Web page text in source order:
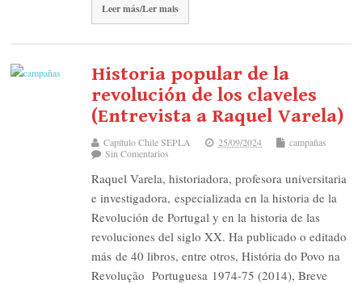
Leer más/Ler mais
Historia popular de la
revolución de los claveles
(Entrevista a Raquel Varela)
Capítulo Chile SEPLA 25/09/2024
campañas
Sin Comentarios
Raquel Varela, historiadora, profesora universitaria
e investigadora, especializada en la historia de la
Revolución de Portugal y en la historia de las
revoluciones del siglo XX. Ha publicado o editado
más de 40 libros, entre otros, História do Povo na
Revolução Portuguesa 1974-75 (2014), Breve